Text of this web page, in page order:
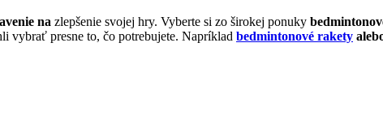
na zlepšenie svojej hry. Vyberte si zo širokej ponuky
vybrať presne to, čo potrebujete. Napríklad bedmintonové rakety